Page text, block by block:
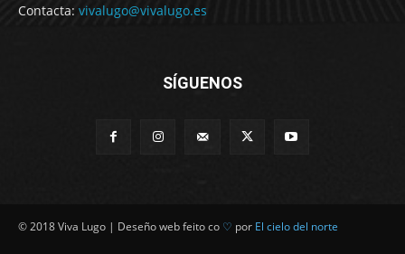
Contacta: vivalugo@vivalugo.es
SÍGUENOS
© 2018 Viva Lugo | Deseño web feito co ♡ por El cielo del norte